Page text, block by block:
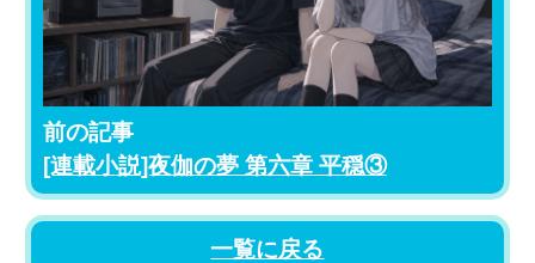
前の記事
[連載小説]夜伽の夢 第六章 平穏③
一覧に戻る